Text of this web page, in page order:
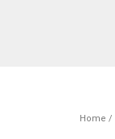
Home